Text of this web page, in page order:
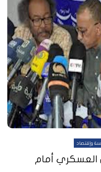
وإقتصاد
العسكري أمام